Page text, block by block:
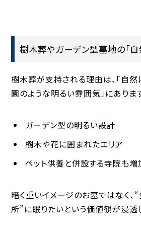
樹木葬やガーデン型墓地の「
樹木葬が支持される理由は、「自然
園のような明るい雰囲気」にありま
ガーデン型の明るい設計
樹木や花に囲まれたエリア
ペット供養と併設する寺院も増
暗く重いイメージのお墓ではなく、
所”に眠りたいという価値観が浸透